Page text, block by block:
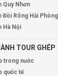
Quy Nhơn
Đồi Rông Hải Phòng
Hà Nội
TOUR GHÉP
trong nước
quốc tế